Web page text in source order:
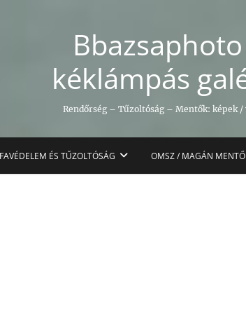
kéklámpás
Rendőrség – Tűzoltóság – Mentők: képek /
ÉS TŰZOLTÓSÁG OMSZ / MAGÁN